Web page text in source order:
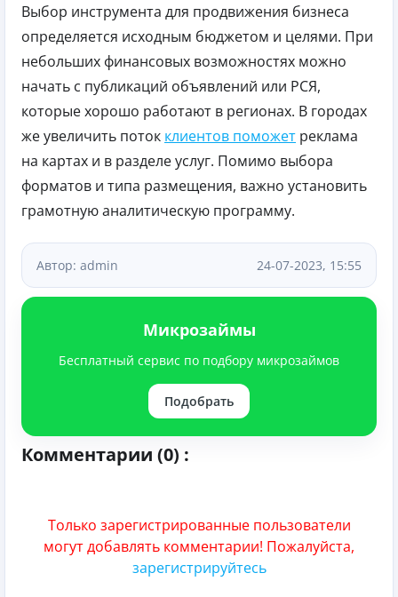
Выбор инструмента для продвижения бизнеса
определяется исходным бюджетом и целями. При
небольших финансовых возможностях можно
начать с публикаций объявлений или РСЯ,
которые хорошо работают в регионах. В городах
же увеличить поток клиентов поможет реклама
на картах и в разделе услуг. Помимо выбора
форматов и типа размещения, важно установить
грамотную аналитическую программу.
Автор: admin 24-07-2023, 15:55
Микрозаймы
Бесплатный сервис по подбору микрозаймов
Подобрать
Комментарии (0) :
Только зарегистрированные пользователи
могут добавлять комментарии! Пожалуйста,
зарегистрируйтесь